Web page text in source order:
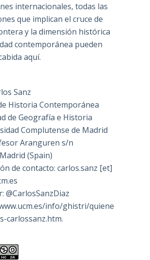
internacionales, todas las
que implican el cruce de
y la dimensión histórica
contemporánea pueden
aquí.
Sanz
Historia Contemporánea
de Geografía e Historia
Complutense de Madrid
Aranguren s/n
(Spain)
de contacto: carlos.sanz [et]
@CarlosSanzDiaz
info/ghistri/quiene
carlossanz.htm.